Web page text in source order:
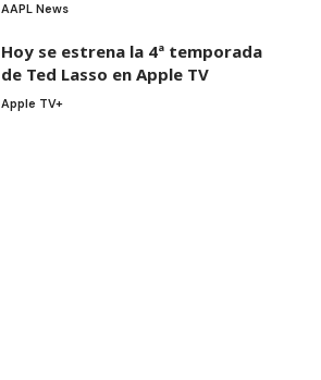
AAPL News
Hoy se estrena la 4ª temporada
de Ted Lasso en Apple TV
Apple TV+